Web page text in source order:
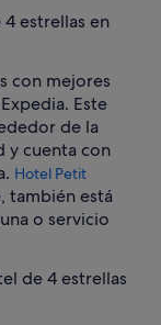
estrellas en
con mejores
Este
de la
y cuenta con
Hotel Petit
también está
o servicio
de 4 estrellas